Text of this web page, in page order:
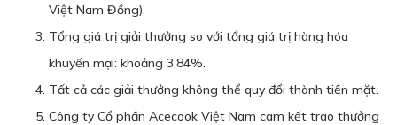
Việt Nam Đồng).
Tổng giá trị giải thưởng so với tổng giá trị hàng hóa
khuyến mại: khoảng 3,84%.
Tất cả các giải thưởng không thể quy đổi thành tiền mặt.
Công ty Cổ phần Acecook Việt Nam cam kết trao thưởng